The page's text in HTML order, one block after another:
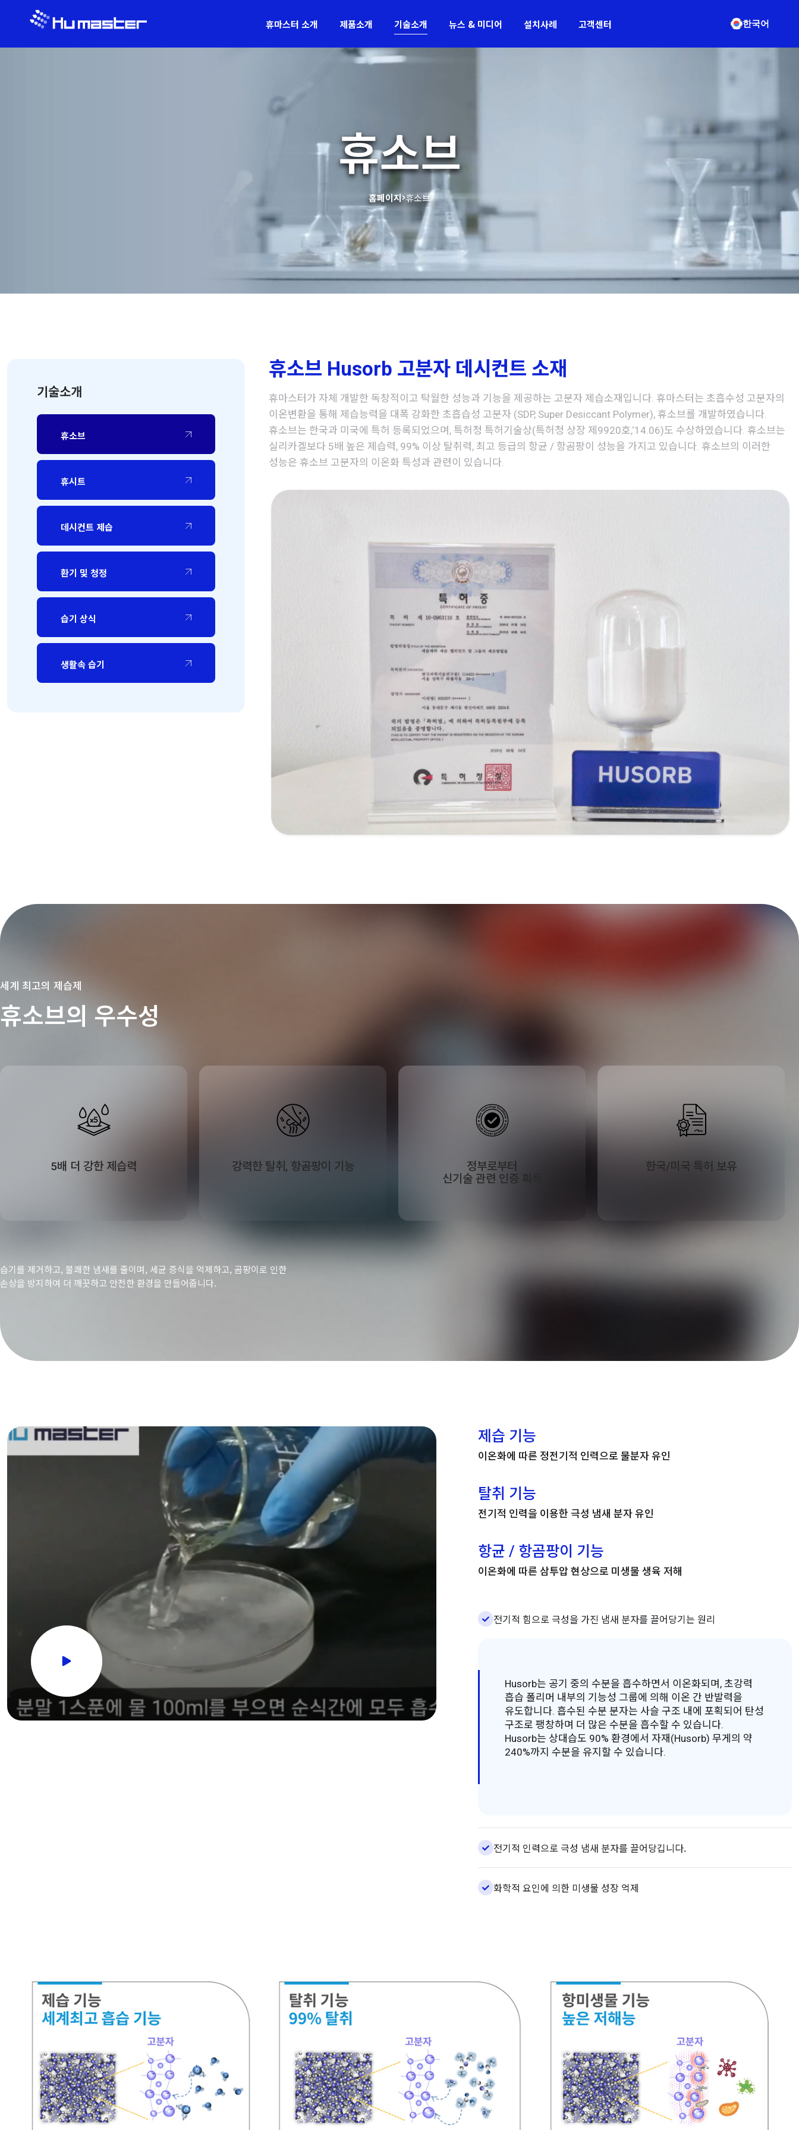
휴마스터 소개 제품소개 기술소개 뉴스 & 미디어 설치사례 고객센터 한국어
휴소브
홈페이지 휴소브
기술소개
휴소브
휴시트
데시컨트 제습
환기 및 청정
습기 상식
생활속 습기
휴소브 Husorb 고분자 데시컨트 소재
휴마스터가 자체 개발한 독창적이고 탁월한 성능과 기능을 제공하는 고분자 제습소재입니다. 휴마스터는 초흡수성 고분자의
이온변환을 통해 제습능력을 대폭 강화한 초흡습성 고분자 (SDP, Super Desiccant Polymer), 휴소브를 개발하였습니다.
휴소브는 한국과 미국에 특허 등록되었으며, 특허청 특허기술상(특허청 상장 제9920호,‘14.06)도 수상하였습니다. 휴소브는
실리카겔보다 5배 높은 제습력, 99% 이상 탈취력, 최고 등급의 항균 / 항곰팡이 성능을 가지고 있습니다. 휴소브의 이러한
성능은 휴소브 고분자의 이온화 특성과 관련이 있습니다.
세계 최고의 제습제
휴소브의 우수성
5배 더 강한 제습력 강력한 탈취, 항곰팡이 기능
정부로부터
신기술 관련 인증 획득
한국/미국 특허 보유
습기를 제거하고, 불쾌한 냄새를 줄이며, 세균 증식을 억제하고, 곰팡이로 인한
손상을 방지하여 더 깨끗하고 안전한 환경을 만들어줍니다.
제습 기능
이온화에 따른 정전기적 인력으로 물분자 유인
탈취 기능
전기적 인력을 이용한 극성 냄새 분자 유인
항균 / 항곰팡이 기능
이온화에 따른 삼투압 현상으로 미생물 생육 저해
전기적 힘으로 극성을 가진 냄새 분자를 끌어당기는 원리
Husorb는 공기 중의 수분을 흡수하면서 이온화되며, 초강력
흡습 폴리머 내부의 기능성 그룹에 의해 이온 간 반발력을
유도합니다. 흡수된 수분 분자는 사슬 구조 내에 포획되어 탄성
구조로 팽창하며 더 많은 수분을 흡수할 수 있습니다.
Husorb는 상대습도 90% 환경에서 자재(Husorb) 무게의 약
240%까지 수분을 유지할 수 있습니다.
전기적 인력으로 극성 냄새 분자를 끌어당깁니다.
화학적 요인에 의한 미생물 성장 억제